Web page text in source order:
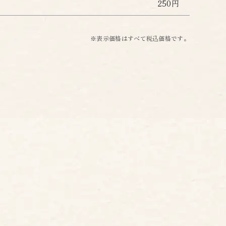
250円
※表示価格はすべて税込価格です。